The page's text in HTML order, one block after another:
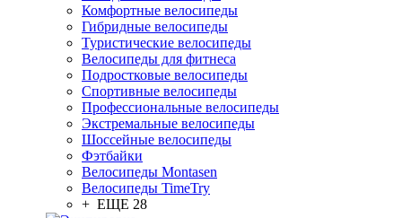
Комфортные велосипеды
Гибридные велосипеды
Туристические велосипеды
Велосипеды для фитнеса
Подростковые велосипеды
Спортивные велосипеды
Профессиональные велосипеды
Экстремальные велосипеды
Шоссейные велосипеды
Фэтбайки
Велосипеды Montasen
Велосипеды TimeTry
+ ЕЩЕ 28